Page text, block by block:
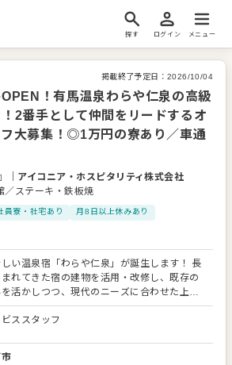
探す ログイン メニュー
掲載終了予定日： 2026/10/04
OPEN！有馬温泉わらや仁泉の高級
2番手として仲間をリードするオ
大募集！◎1万円の寮あり／車通
アイコニア・ホスピタリティ株式会社
／ステーキ・鉄板焼
員寮・社宅あり
月8日以上休みあり
い温泉宿「わらや仁泉」が誕生します！ 長
れてきた宿の建物を活用・改修し、既存の
活かしつつ、現代のニーズに合わせた上質
ぎの空間へと生まれ変わる当施設で、新し
今回は、新しい施設サービス
員が横並びの一斉スタートとなるため、人間
ススタッフ